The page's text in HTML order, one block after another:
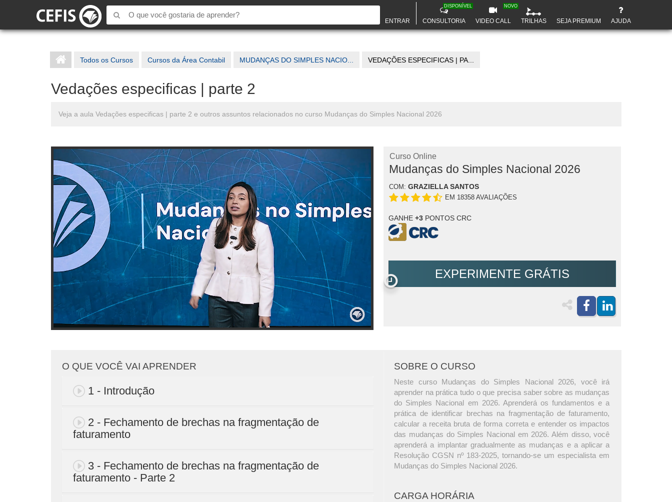
ENTRAR CONSULTORIA
DISPONÍVEL
VIDEO CALL
NOVO
TRILHAS SEJA PREMIUM AJUDA
Todos os Cursos Cursos da Área Contabil MUDANÇAS DO SIMPLES NACIO... VEDAÇÕES ESPECIFICAS | PA...
Vedações especificas | parte 2
Veja a aula Vedações especificas | parte 2 e outros assuntos relacionados no curso Mudanças do Simples Nacional 2026
Curso Online
Mudanças do Simples Nacional 2026
COM: GRAZIELLA SANTOS
EM 18358 AVALIAÇÕES
GANHE+3 PONTOS CRC
EXPERIMENTE GRÁTIS
O QUE VOCÊ VAI APRENDER
1 - Introdução
2 - Fechamento de brechas na fragmentação de
faturamento
3 - Fechamento de brechas na fragmentação de
faturamento - Parte 2
SOBRE O CURSO
Neste curso Mudanças do Simples Nacional 2026, você irá
aprender na prática tudo o que precisa saber sobre as mudanças
do Simples Nacional em 2026. Aprenderá os fundamentos e a
prática de identificar brechas na fragmentação de faturamento,
calcular a receita bruta de forma correta e entender os impactos
das mudanças do Simples Nacional em 2026. Além disso, você
aprenderá a implantar gradualmente as mudanças e a aplicar a
Resolução CGSN nº 183-2025, tornando-se um especialista em
Mudanças do Simples Nacional 2026.
CARGA HORÁRIA